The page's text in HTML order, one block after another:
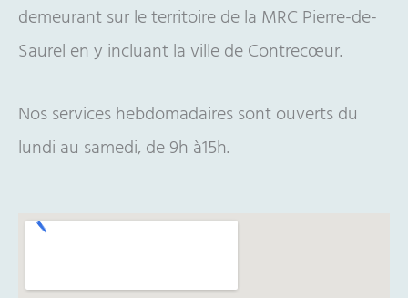
demeurant sur le territoire de la MRC Pierre-de-
Saurel en y incluant la ville de Contrecœur.
Nos services hebdomadaires sont ouverts du
lundi au samedi, de 9h à15h.